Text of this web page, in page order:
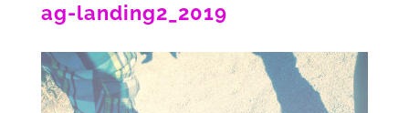
ag-landing2_2019